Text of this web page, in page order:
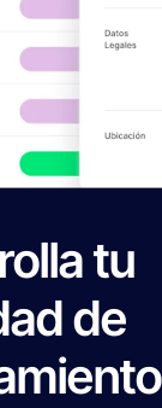
tu
de